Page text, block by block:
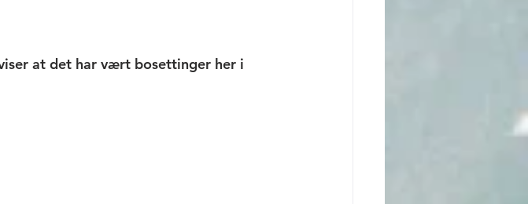
at det har vært bosettinger her i